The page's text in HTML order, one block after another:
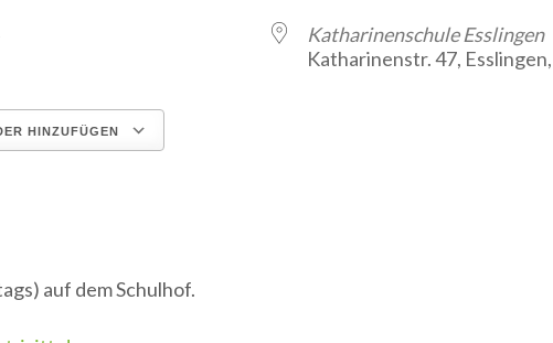
HINZUFÜGEN
Katharinenschule Esslingen
Katharinenstr. 47,
auf dem Schulhof.